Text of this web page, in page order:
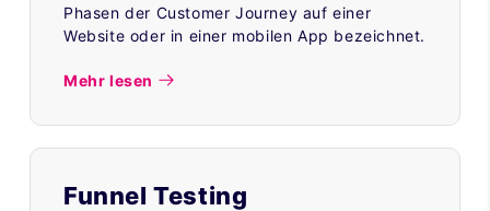
Phasen der Customer Journey auf einer
Website oder in einer mobilen App bezeichnet.
Mehr lesen
Funnel Testing